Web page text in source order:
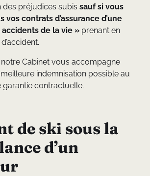
des préjudices subis sauf si vous
vos contrats d’assurance d’une
accidents de la vie » prenant en
Cabinet vous accompagne
indemnisation possible au
garantie contractuelle.
de ski sous la
d’un